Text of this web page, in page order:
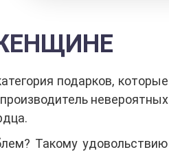
подарков, которые
невероятных
Такому удовольствию